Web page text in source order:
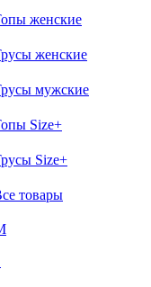
женские
женские
мужские
Size+
Size+
товары